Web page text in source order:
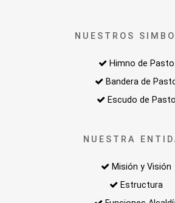
NUESTROS
Himno de Pasto
Bandera de
Escudo de Pasto
NUESTRA
Misión y Visión
Estructura